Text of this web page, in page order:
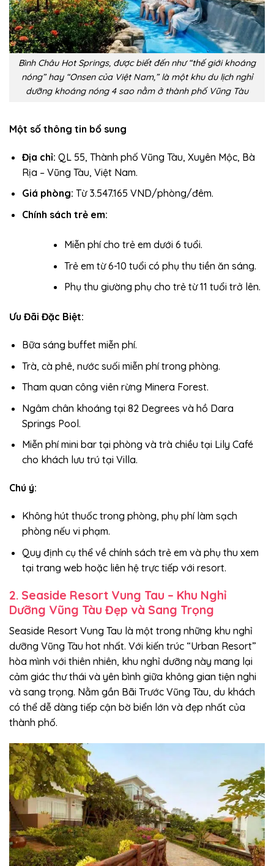
Bình Châu Hot Springs, được biết đến như “thế giới khoáng
nóng” hay “Onsen của Việt Nam,” là một khu du lịch nghỉ
dưỡng khoáng nóng 4 sao nằm ở thành phố Vũng Tàu
Một số thông tin bổ sung
Địa chỉ: QL 55, Thành phố Vũng Tàu, Xuyên Mộc, Bà
Rịa – Vũng Tàu, Việt Nam.
Giá phòng: Từ 3.547.165 VND/phòng/đêm.
Chính sách trẻ em:
Miễn phí cho trẻ em dưới 6 tuổi.
Trẻ em từ 6-10 tuổi có phụ thu tiền ăn sáng.
Phụ thu giường phụ cho trẻ từ 11 tuổi trở lên.
Ưu Đãi Đặc Biệt:
Bữa sáng buffet miễn phí.
Trà, cà phê, nước suối miễn phí trong phòng.
Tham quan công viên rừng Minera Forest.
Ngâm chân khoáng tại 82 Degrees và hồ Dara
Springs Pool.
Miễn phí mini bar tại phòng và trà chiều tại Lily Café
cho khách lưu trú tại Villa.
Chú ý:
Không hút thuốc trong phòng, phụ phí làm sạch
phòng nếu vi phạm.
Quy định cụ thể về chính sách trẻ em và phụ thu xem
tại trang web hoặc liên hệ trực tiếp với resort.
2. Seaside Resort Vung Tau – Khu Nghỉ
Dưỡng Vũng Tàu Đẹp và Sang Trọng
Seaside Resort Vung Tau là một trong những khu nghỉ
dưỡng Vũng Tàu hot nhất. Với kiến trúc “Urban Resort”
hòa mình với thiên nhiên, khu nghỉ dưỡng này mang lại
cảm giác thư thái và yên bình giữa không gian tiện nghi
và sang trọng. Nằm gần Bãi Trước Vũng Tàu, du khách
có thể dễ dàng tiếp cận bờ biển lớn và đẹp nhất của
thành phố.